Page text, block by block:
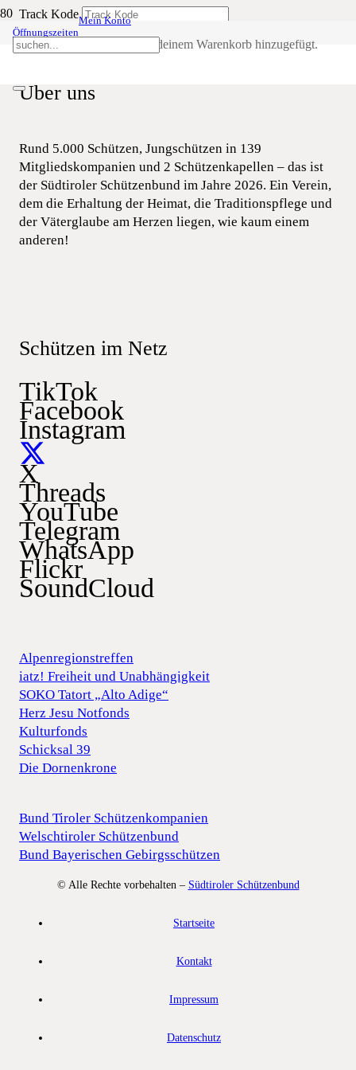
Öffnungszeiten
Mein Konto
wurde deinem Warenkorb hinzugefügt.
Track Kode
ABSENDEN
Über uns
Rund 5.000 Schützen, Jungschützen in 139
Mitgliedskompanien und 2 Schützenkapellen – das ist
der Südtiroler Schützenbund im Jahre 2026. Ein Verein,
dem die Erhaltung der Heimat, die Traditionspflege und
der Väterglaube am Herzen liegen, wie kaum einem
anderen!
Schützen im Netz
TikTok
Facebook
Instagram
X
Threads
YouTube
Telegram
WhatsApp
Flickr
SoundCloud
Alpenregionstreffen
iatz! Freiheit und Unabhängigkeit
SOKO Tatort „Alto Adige“
Herz Jesu Notfonds
Kulturfonds
Schicksal 39
Die Dornenkrone
Bund Tiroler Schützenkompanien
Welschtiroler Schützenbund
Bund Bayerischen Gebirgsschützen
© Alle Rechte vorbehalten – Südtiroler Schützenbund
Startseite
Kontakt
Impressum
Datenschutz